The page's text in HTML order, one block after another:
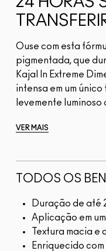
Ouse com esta
pigmentada, que
Kajal In Extreme
intensa em um
levemente
VER MAIS
TODOS OS
Duração de até
Aplicação em
Textura macia e
Enriquecido